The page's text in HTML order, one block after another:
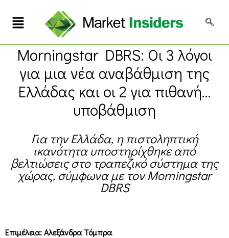
Morningstar DBRS: Οι 3 λόγοι
για μια νέα αναβάθμιση της
Ελλάδας και οι 2 για πιθανή…
υποβάθμιση
Για την Ελλάδα, η πιστοληπτική
ικανότητα υποστηρίχθηκε από
βελτιώσεις στο τραπεζικό σύστημα της
χώρας, σύμφωνα με τον Morningstar
DBRS
Επιμέλεια: Αλεξάνδρα Τόμπρα